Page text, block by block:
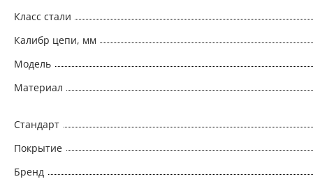
Класс стали
Калибр цепи, мм
Модель
Материал
Стандарт
Покрытие
Бренд